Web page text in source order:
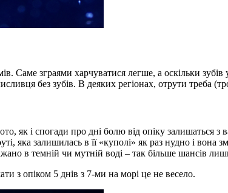
Саме зграями харчуватися легше, а оскільки
без зубів. В деяких регіонах, отрути треба
як і спогади про дні болю від опіку залишаться з
яка залишилась в її «куполі» як раз нудно і вона
в темній чи мутній воді – так більше шансів
з опіком 5 днів з 7-ми на морі це не весело.